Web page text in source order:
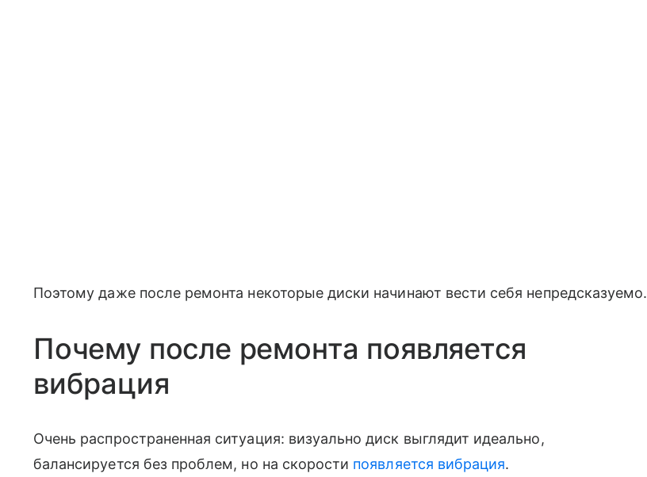
Поэтому даже после ремонта некоторые диски начинают вести себя непредсказуемо.
Почему после ремонта появляется
вибрация
Очень распространенная ситуация: визуально диск выглядит идеально,
балансируется без проблем, но на скорости появляется вибрация.